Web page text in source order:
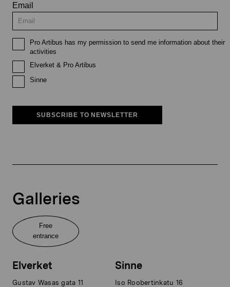
Email
Pro Artibus has my permission to send me information about their
activities
Elverket & Pro Artibus
Sinne
SUBSCRIBE TO NEWSLETTER
Galleries
Free
entrance
Elverket
Gustav Wasas gata 11
Sinne
Iso Roobertinkatu 16